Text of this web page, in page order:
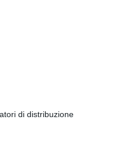
di distribuzione